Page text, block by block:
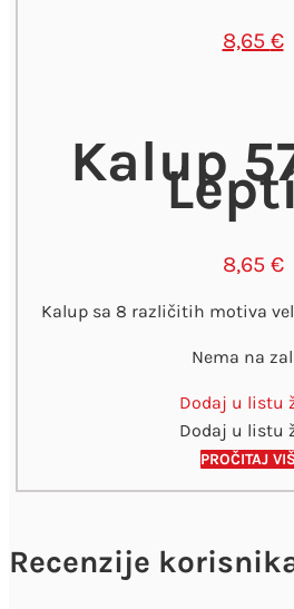
8,65 €
Kalup
8,65 €
Kalup sa 8 različitih motiva
Nema na
Dodaj u listu
Dodaj u listu
PROČITAJ
Recenzije